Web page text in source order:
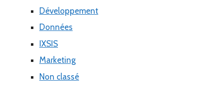
Développement
Données
IXSIS
Marketing
Non classé